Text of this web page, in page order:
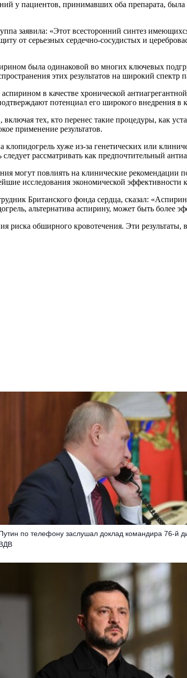
у пациентов, принимавших оба препарата,
заявила: «Этот всесторонний синтез
от серьезных сердечно-сосудистых и
была одинаковой во многих ключевых
этих результатов на широкий спектр
в качестве хронической
потенциал его широкого внедрения в
тех, кто перенес такие процедуры, как
применение результатов.
хуже из-за генетических или
рассматривать как предпочтительный
могут повлиять на клинические рекомендации
исследования экономической
Британского фонда сердца, сказал:
альтернатива аспирину, может быть более
риска обширного кровотечения. Эти
по телефону заслушал доклад командира 76-й